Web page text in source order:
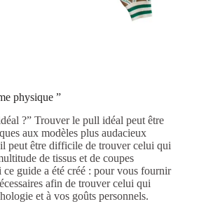
physique ”
?” Trouver le pull idéal peut être
aux modèles plus audacieux
peut être difficile de trouver celui qui
de tissus et de coupes
guide a été créé : pour vous fournir
afin de trouver celui qui
et à vos goûts personnels.